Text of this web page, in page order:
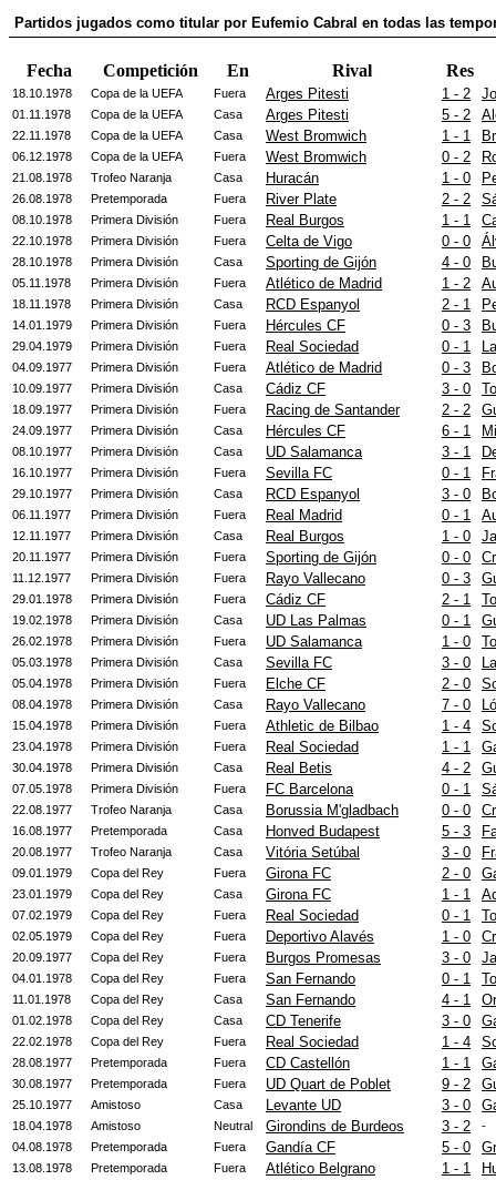
Partidos jugados como titular por Eufemio Cabral en todas las
Fecha Competición En Rival Res
18.10.1978 Copa de la UEFA Fuera Arges Pitesti 1 - 2
01.11.1978 Copa de la UEFA Casa Arges Pitesti 5 - 2
22.11.1978 Copa de la UEFA Casa West Bromwich 1 - 1
06.12.1978 Copa de la UEFA Fuera West Bromwich 0 - 2
21.08.1978 Trofeo Naranja Casa Huracán 1 - 0
26.08.1978 Pretemporada Fuera River Plate 2 - 2
08.10.1978 Primera División Fuera Real Burgos 1 - 1
22.10.1978 Primera División Fuera Celta de Vigo 0 - 0
28.10.1978 Primera División Casa Sporting de Gijón 4 - 0
05.11.1978 Primera División Fuera Atlético de Madrid 1 - 2
18.11.1978 Primera División Casa RCD Espanyol 2 - 1
14.01.1979 Primera División Fuera Hércules CF 0 - 3
29.04.1979 Primera División Fuera Real Sociedad 0 - 1
04.09.1977 Primera División Fuera Atlético de Madrid 0 - 3
10.09.1977 Primera División Casa Cádiz CF 3 - 0
18.09.1977 Primera División Fuera Racing de Santander 2 - 2
24.09.1977 Primera División Casa Hércules CF 6 - 1
08.10.1977 Primera División Casa UD Salamanca 3 - 1
16.10.1977 Primera División Fuera Sevilla FC 0 - 1
29.10.1977 Primera División Casa RCD Espanyol 3 - 0
06.11.1977 Primera División Fuera Real Madrid 0 - 1
12.11.1977 Primera División Casa Real Burgos 1 - 0
20.11.1977 Primera División Fuera Sporting de Gijón 0 - 0
11.12.1977 Primera División Fuera Rayo Vallecano 0 - 3
29.01.1978 Primera División Fuera Cádiz CF 2 - 1
19.02.1978 Primera División Casa UD Las Palmas 0 - 1
26.02.1978 Primera División Fuera UD Salamanca 1 - 0
05.03.1978 Primera División Casa Sevilla FC 3 - 0
05.04.1978 Primera División Fuera Elche CF 2 - 0
08.04.1978 Primera División Casa Rayo Vallecano 7 - 0
15.04.1978 Primera División Fuera Athletic de Bilbao 1 - 4
23.04.1978 Primera División Fuera Real Sociedad 1 - 1
30.04.1978 Primera División Casa Real Betis 4 - 2
07.05.1978 Primera División Fuera FC Barcelona 0 - 1
22.08.1977 Trofeo Naranja Casa Borussia M'gladbach 0 - 0
16.08.1977 Pretemporada Casa Honved Budapest 5 - 3
20.08.1977 Trofeo Naranja Casa Vitória Setúbal 3 - 0
09.01.1979 Copa del Rey Fuera Girona FC 2 - 0
23.01.1979 Copa del Rey Casa Girona FC 1 - 1
07.02.1979 Copa del Rey Fuera Real Sociedad 0 - 1
02.05.1979 Copa del Rey Fuera Deportivo Alavés 1 - 0
20.09.1977 Copa del Rey Fuera Burgos Promesas 3 - 0
04.01.1978 Copa del Rey Fuera San Fernando 0 - 1
11.01.1978 Copa del Rey Casa San Fernando 4 - 1
01.02.1978 Copa del Rey Casa CD Tenerife 3 - 0
22.02.1978 Copa del Rey Fuera Real Sociedad 1 - 4
28.08.1977 Pretemporada Fuera CD Castellón 1 - 1
30.08.1977 Pretemporada Fuera UD Quart de Poblet 9 - 2
25.10.1977 Amistoso Casa Levante UD 3 - 0
18.04.1978 Amistoso Neutral Girondins de Burdeos 3 - 2
-
04.08.1978
Pretemporada Fuera Gandía CF 5 - 0
13.08.1978 Pretemporada Fuera Atlético Belgrano 1 - 1